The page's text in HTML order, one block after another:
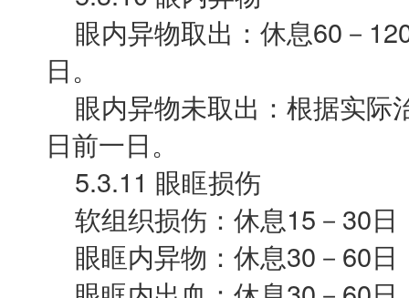
眼内异物取出：休息60－
日。
眼内异物未取出：根据实际
日前一日。
5.3.11 眼眶损伤
软组织损伤：休息15－30日
眼眶内异物：休息30－60日